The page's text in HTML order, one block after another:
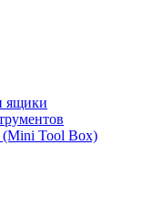
ящики
Tool Box)